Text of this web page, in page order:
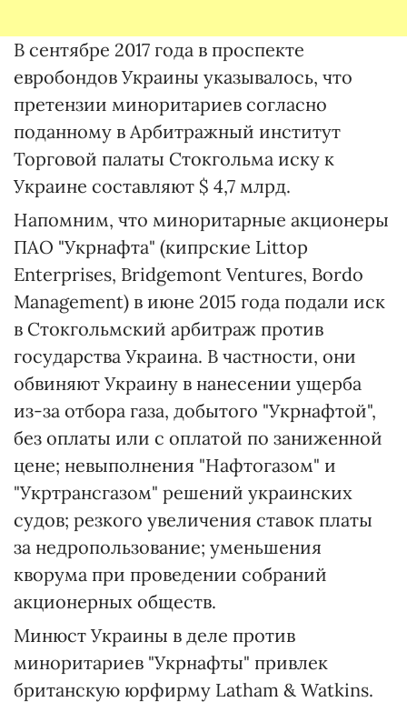
В сентябре 2017 года в проспекте
евробондов Украины указывалось, что
претензии миноритариев согласно
поданному в Арбитражный институт
Торговой палаты Стокгольма иску к
Украине составляют $ 4,7 млрд.
Напомним, что миноритарные акционеры
ПАО "Укрнафта" (кипрские Littop
Enterprises, Bridgemont Ventures, Bordo
Management) в июне 2015 года подали иск
в Стокгольмский арбитраж против
государства Украина. В частности, они
обвиняют Украину в нанесении ущерба
из-за отбора газа, добытого "Укрнафтой",
без оплаты или с оплатой по заниженной
цене; невыполнения "Нафтогазом" и
"Укртрансгазом" решений украинских
судов; резкого увеличения ставок платы
за недропользование; уменьшения
кворума при проведении собраний
акционерных обществ.
Минюст Украины в деле против
миноритариев "Укрнафты" привлек
британскую юрфирму Latham & Watkins.